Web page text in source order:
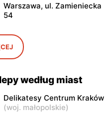
Warszawa, ul. Zamieniecka
54
Delikatesy Centrum
Warszawa, ul. Franciszka
Kawy 44
Delikatesy Centrum
Warszawa, ul. Béli Bartóka
8
według miast
Delikatesy Centrum Kraków
(woj. małopolskie)